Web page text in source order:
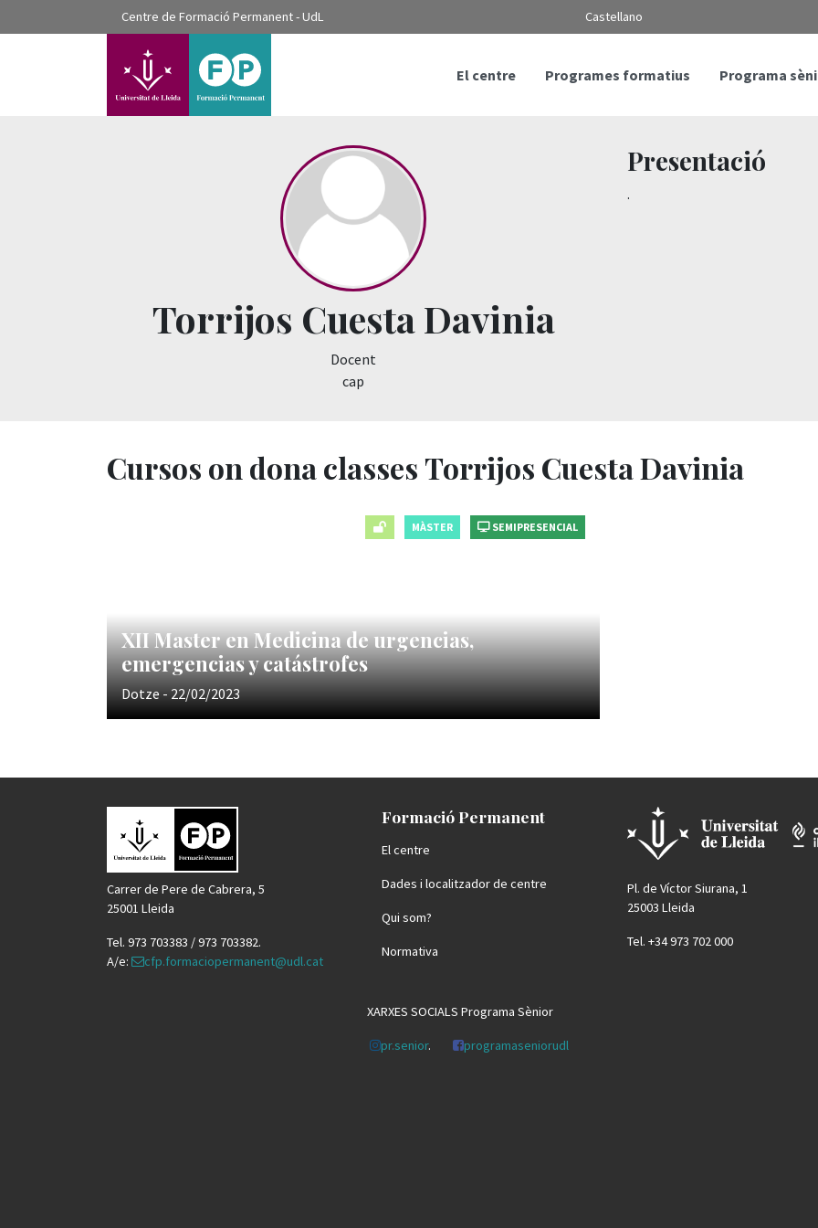
???label.access.jump.content???
???label.access.jump.header???
???label.access.jump.footer???
???label.access.jump.menu???
Centre de Formació Permanent - UdL Castellano
El centre Programes formatius Programa
Torrijos Cuesta Davinia
Docent
cap
Presentació
.
Cursos on dona classes Torrijos Cuesta Davinia
MÀSTER SEMIPRESENCIAL
XII Master en Medicina de urgencias,
emergencias y catástrofes
Dotze - 22/02/2023
Carrer de Pere de Cabrera, 5
25001 Lleida
Tel. 973 703383 / 973 703382.
A/e:
cfp.formaciopermanent@udl.cat
Formació Permanent
El centre
Dades i localitzador de centre
Qui som?
Normativa
XARXES SOCIALS Programa Sènior
pr.senior. programaseniorudl
Pl. de Víctor Siurana, 1
25003 Lleida
Tel. +34 973 702 000